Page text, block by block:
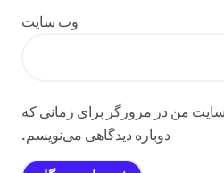
وب‌ سایت
من در مرورگر برای زمانی که
دوباره دیدگاهی می‌نویسم.